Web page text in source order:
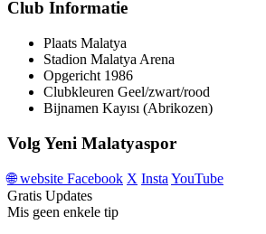
Club Informatie
Plaats Malatya
Stadion Malatya Arena
Opgericht 1986
Clubkleuren Geel/zwart/rood
Bijnamen Kayısı (Abrikozen)
Volg Yeni Malatyaspor
🌐 website Facebook X Insta YouTube
Gratis Updates
Mis geen enkele tip